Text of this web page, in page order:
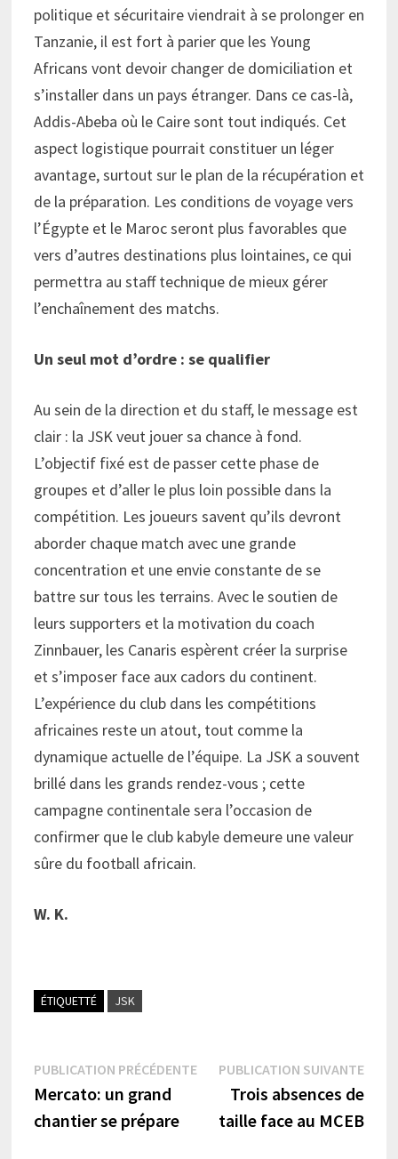
politique et sécuritaire viendrait à se prolonger en
Tanzanie, il est fort à parier que les Young
Africans vont devoir changer de domiciliation et
s’installer dans un pays étranger. Dans ce cas-là,
Addis-Abeba où le Caire sont tout indiqués. Cet
aspect logistique pourrait constituer un léger
avantage, surtout sur le plan de la récupération et
de la préparation. Les conditions de voyage vers
l’Égypte et le Maroc seront plus favorables que
vers d’autres destinations plus lointaines, ce qui
permettra au staff technique de mieux gérer
l’enchaînement des matchs.
Un seul mot d’ordre : se qualifier
Au sein de la direction et du staff, le message est
clair : la JSK veut jouer sa chance à fond.
L’objectif fixé est de passer cette phase de
groupes et d’aller le plus loin possible dans la
compétition. Les joueurs savent qu’ils devront
aborder chaque match avec une grande
concentration et une envie constante de se
battre sur tous les terrains. Avec le soutien de
leurs supporters et la motivation du coach
Zinnbauer, les Canaris espèrent créer la surprise
et s’imposer face aux cadors du continent.
L’expérience du club dans les compétitions
africaines reste un atout, tout comme la
dynamique actuelle de l’équipe. La JSK a souvent
brillé dans les grands rendez-vous ; cette
campagne continentale sera l’occasion de
confirmer que le club kabyle demeure une valeur
sûre du football africain.
W. K.
ÉTIQUETTÉ JSK
Navigation
de
PUBLICATION PRÉCÉDENTEPublication
précédente :
Mercato: un grand
chantier se prépare
PUBLICATION SUIVANTE
Trois absences de
taille face au MCEB